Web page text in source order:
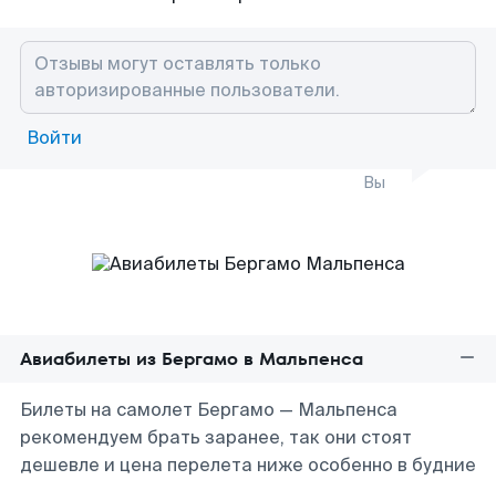
Войти
Вы
Авиабилеты из Бергамо в Мальпенса
Билеты на самолет Бергамо — Мальпенса
рекомендуем брать заранее, так они стоят
дешевле и цена перелета ниже особенно в будние